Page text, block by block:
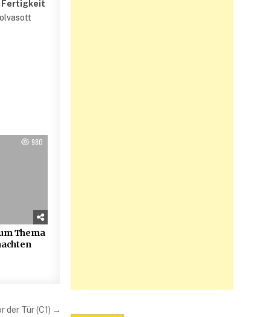
Fertigkeit
980
Thema
der Tür (C1) →